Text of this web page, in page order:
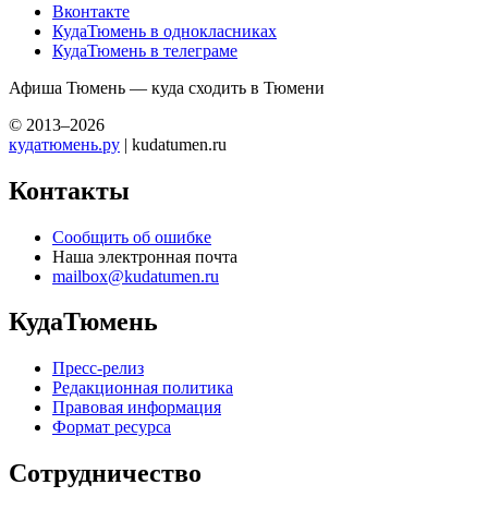
Вконтакте
КудаТюмень в однокласниках
КудаТюмень в телеграме
Афиша Тюмень — куда сходить в Тюмени
© 2013–2026
кудатюмень.ру | kudatumen.ru
Контакты
Сообщить об ошибке
Наша электронная почта
mailbox@kudatumen.ru
КудаТюмень
Пресс-релиз
Редакционная политика
Правовая информация
Формат ресурса
Сотрудничество